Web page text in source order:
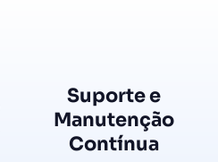
Suporte e
Manutenção
Contínua